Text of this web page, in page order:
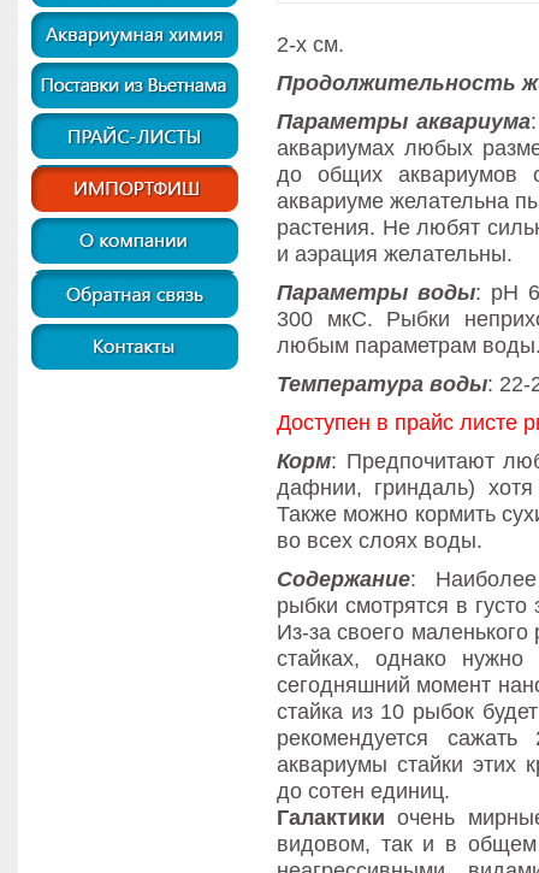
2-х см.
Продолжительность
Параметры аквариума
аквариумах любых
до общих
аквариуме желательна
растения. Не любят
и аэрация желательны.
Параметры воды: рН
300 мкС. Рыбки
любым параметрам
Температура воды: 22-
Доступен в прайс листе
Корм: Предпочитают
дафнии, гриндаль)
Также можно кормить
во всех слоях воды.
Содержание:
рыбки смотрятся в
Из-за своего
стайках, однако
сегодняшний момент
стайка из 10 рыбок
рекомендуется
аквариумы стайки этих
до сотен единиц.
Галактики очень
видовом, так и в